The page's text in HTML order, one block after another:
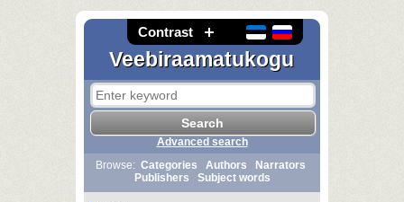
Contrast
Veebiraamatukogu
Advanced search
Browse: Categories Authors
Narrators
Publishers
Subject words